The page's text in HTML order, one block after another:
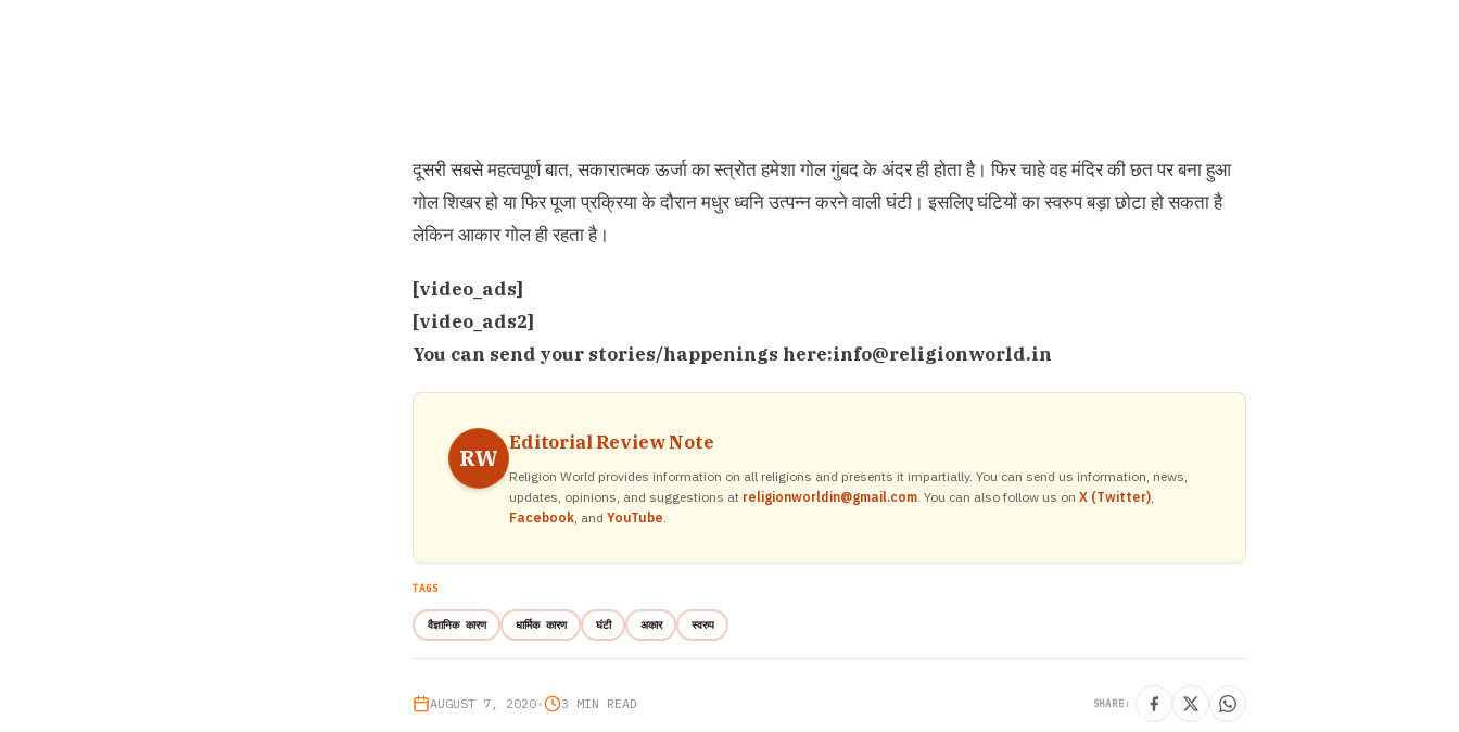
दूसरी सबसे महत्वपूर्ण बात, सकारात्मक ऊर्जा का स्त्रोत हमेशा गोल गुंबद के अंदर ही होता है। फिर चाहे वह मंदिर की छत पर बना हुआ
गोल शिखर हो या फिर पूजा प्रक्रिया के दौरान मधुर ध्वनि उत्पन्न करने वाली घंटी। इसलिए घंटियों का स्वरुप बड़ा छोटा हो सकता है
लेकिन आकार गोल ही रहता है।
[video_ads]
[video_ads2]
You can send your stories/happenings here:info@religionworld.in
RW
Editorial Review Note
Religion World provides information on all religions and presents it impartially. You can send us information, news,
updates, opinions, and suggestions at religionworldin@gmail.com. You can also follow us on X (Twitter),
Facebook, and YouTube.
TAGS
वैज्ञानिक कारण धार्मिक कारण घंटी अकार स्वरुप
AUGUST 7, 2020• 3 MIN READ SHARE: